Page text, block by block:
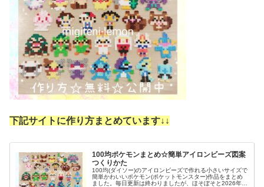
下記サイトに作り方まとめています↓ ↓
100均ポケモンまとめ☆簡単アイロンビーズ図案
つくりかた
100均(ダイソー)のアイロンビーズで作れる小さいサイズで
簡単かわいいポケモン(ポケットモンスター)作品をまとめ
ました。毎日更新は終わりましたが、ほそぼそと2026年も